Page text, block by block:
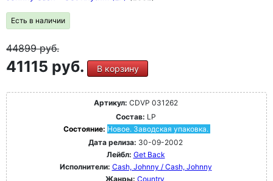
Есть в наличии
44899руб.
41115 руб. В корзину
Артикул: CDVP 031262
Состав: LP
Состояние: Новое. Заводская упаковка.
Дата релиза: 30-09-2002
Лейбл: Get Back
Исполнители: Cash, Johnny / Cash, Johnny
Жанры: Country